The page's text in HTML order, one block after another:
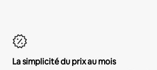
La simplicité du prix au mois